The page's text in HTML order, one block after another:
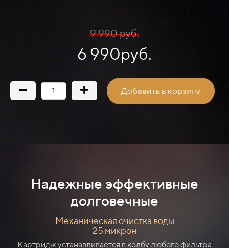
9 990 руб.
6 990руб.
Добавить в корзину
Надежные эффективные
долговечные
Механическая очистка воды
25 микрон
Картридж устанавливается в колбу любого фильтра